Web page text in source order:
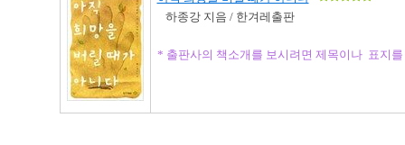
하종강 지음 / 한겨레출판
* 출판사의 책소개를 보시려면 제목이나 표지